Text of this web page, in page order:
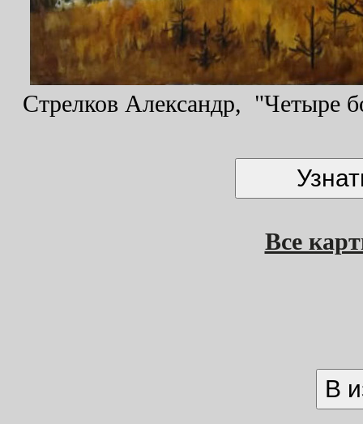
Стрелков Александр, "Четыре
Все